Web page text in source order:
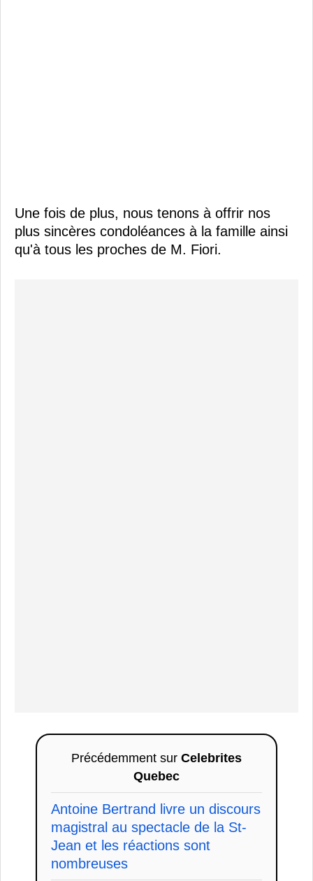
Une fois de plus, nous tenons à offrir nos
plus sincères condoléances à la famille ainsi
qu'à tous les proches de M. Fiori.
Précédemment sur Celebrites
Quebec
Antoine Bertrand livre un discours
magistral au spectacle de la St-
Jean et les réactions sont
nombreuses